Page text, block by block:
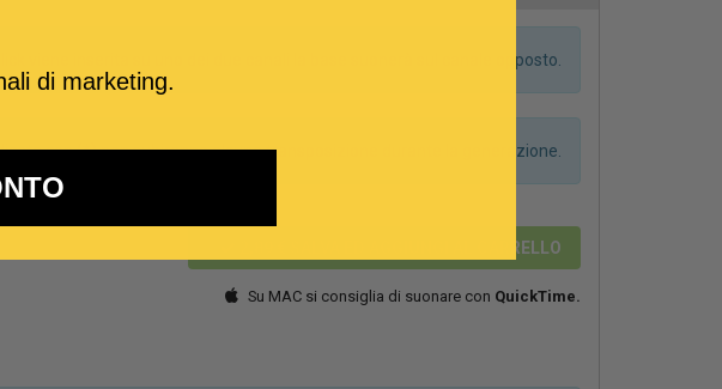
viene inserita su uno dei due canali la base suonerà sul canale opposto.
con (*) non subiranno alcuna transposizione durante la generazione.
SALVA ED AGGIUNGI AL CARRELLO
Su MAC si consiglia di suonare con QuickTime.
di marketing.